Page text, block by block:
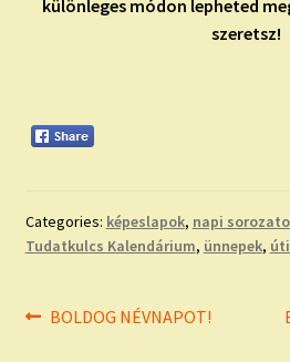
különleges módon lepheted
szeretsz!
Categories: képeslapok, napi
Tudatkulcs Kalendárium, ünnepek,
Bejegyzés
Previous
BOLDOG NÉVNAPOT!